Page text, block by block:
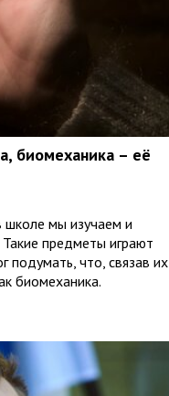
биомеханика – её
мы изучаем и
предметы играют
что, связав их
биомеханика.